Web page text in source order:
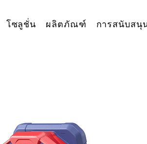
โซลูชั่น ผลิตภัณฑ์ การสนับสนุ